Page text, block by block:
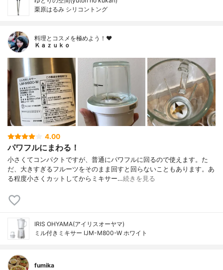
栗原はるみ シリコントング
料理とコスメを極めよう！♥
Ｋａｚｕｋｏ
4.00
パワフルにまわる！
小さくてコンパクトですが、普通にパワフルに回るので使えます。た
だ、大きすぎるフルーツをそのまま回すと回らないこともあります。あ
る程度小さくカットしてからミキサー…続きを見る
IRIS OHYAMA(アイリスオーヤマ)
ミル付きミキサー IJM-M800-W ホワイト
fumika